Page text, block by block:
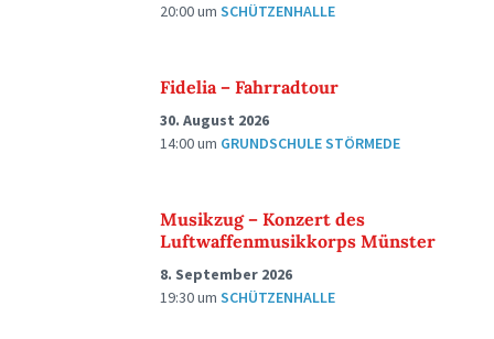
20:00um SCHÜTZENHALLE
Fidelia – Fahrradtour
30. August 2026
14:00um GRUNDSCHULE STÖRMEDE
Musikzug – Konzert des
Luftwaffenmusikkorps Münster
8. September 2026
19:30um SCHÜTZENHALLE